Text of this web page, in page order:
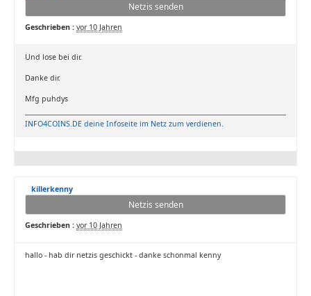
Netzis senden
Geschrieben : vor 10 Jahren
Und lose bei dir.
Danke dir.
Mfg puhdys
INFO4COINS.DE deine Infoseite im Netz zum verdienen.
killerkenny
Netzis senden
Geschrieben : vor 10 Jahren
hallo - hab dir netzis geschickt - danke schonmal kenny